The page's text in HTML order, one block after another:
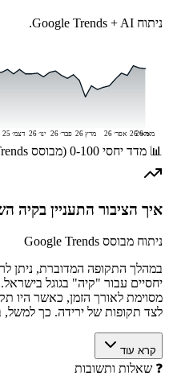
ניתוח Google Trends + AI.
דצמ׳ 25 ינו׳ 26 פבר׳ 26 מרץ 26 אפר׳ 26 מאי 26מאי 26
📊 מדד יחסי 0-100 (מבוסס Google Trends)
איך הציבור התעניין בקיה
ניתוח מבוסס Google Trends
במהלך התקופה המדוברת, ניתן
יחסיים עבור "קיה" בגוגל
מסוימת לאורך הזמן, כאשר היו
לצד תקופות של ירידה. כך
קרא עוד
❓ שאלות ותשובות